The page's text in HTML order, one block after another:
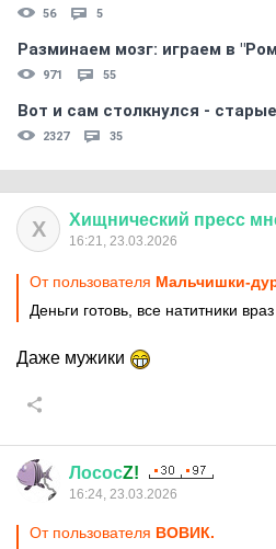
56 5
Разминаем мозг: играем в
971 55
Вот и сам столкнулся -
2327 35
Х Хищнический пресс
16:21, 23.03.2026
От пользователя Мальчишки-
Деньги готовь, все натитники
Даже мужики
ЛососZ!
16:24, 23.03.2026
От пользователя ВОВИК.